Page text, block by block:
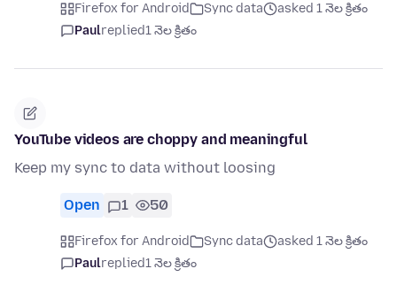
Firefox for Android Sync data
asked 1 నెల క్రితం
Paulreplied1 నెల క్రితం
YouTube videos are choppy and meaningful
Keep my sync to data without loosing
Open 1 50
Firefox for Android Sync data
asked 1 నెల క్రితం
Paulreplied1 నెల క్రితం